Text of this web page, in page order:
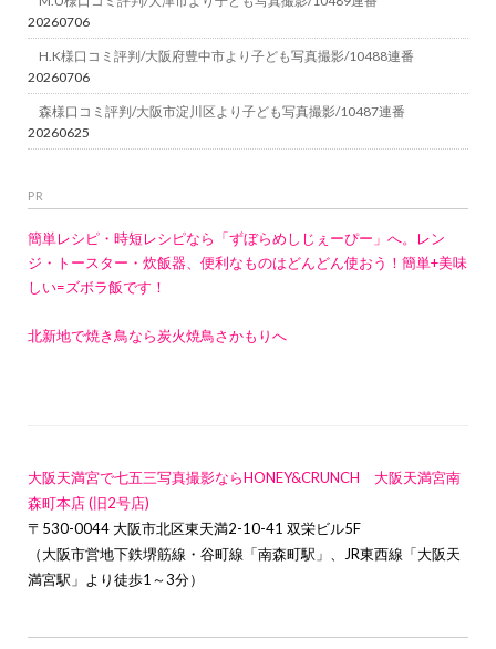
20260706
H.K様口コミ評判/大阪府豊中市より子ども写真撮影/10488連番
20260706
森様口コミ評判/大阪市淀川区より子ども写真撮影/10487連番
20260625
PR
簡単レシピ・時短レシピなら「ずぼらめしじぇーぴー」へ。レン
ジ・トースター・炊飯器、便利なものはどんどん使おう！簡単+美味
しい=ズボラ飯です！
北新地で焼き鳥なら炭火焼鳥さかもりへ
大阪天満宮で七五三写真撮影ならHONEY&CRUNCH 大阪天満宮南
森町本店 (旧2号店)
〒530-0044 大阪市北区東天満2-10-41 双栄ビル5F
（大阪市営地下鉄堺筋線・谷町線「南森町駅」、JR東西線「大阪天
満宮駅」より徒歩1～3分）